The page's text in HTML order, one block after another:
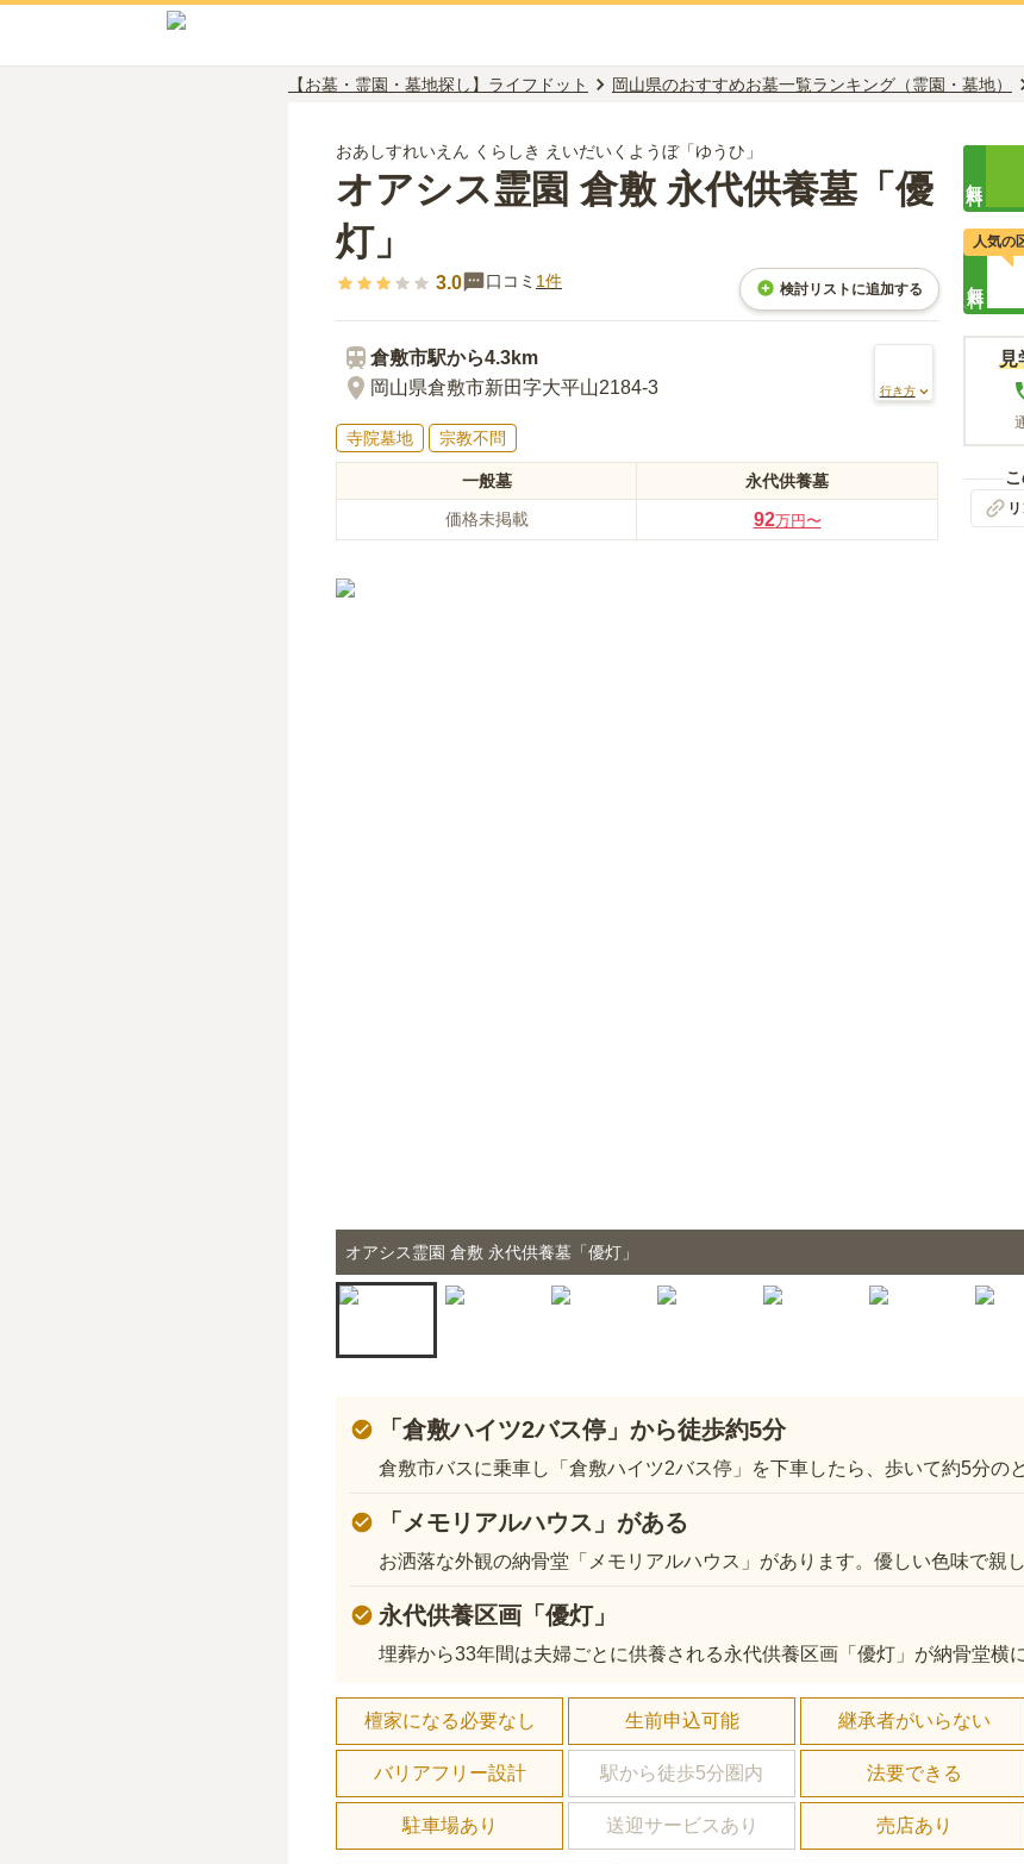
【お墓・霊園・墓地探し】ライフドット 岡山県のおすすめお墓一覧ランキング（霊園・墓地）
おあしすれいえん くらしき えいだいくようぼ「ゆうひ」
オアシス霊園 倉敷 永代供養墓「優
灯」
3.0 口コミ 1件 検討リストに追加する
倉敷市駅から4.3km
岡山県倉敷市新田字大平山2184-3
行き方
寺院墓地 宗教不問
一般墓
永代供養墓
価格未掲載
92万円〜
人気の
見
オアシス霊園 倉敷 永代供養墓「優灯」
「倉敷ハイツ2バス停」から徒歩約5分
倉敷市バスに乗車し「倉敷ハイツ2バス停」を下車したら、歩いて約5分の
「メモリアルハウス」がある
お洒落な外観の納骨堂「メモリアルハウス」があります。優しい色味で親
永代供養区画「優灯」
埋葬から33年間は夫婦ごとに供養される永代供養区画「優灯」が納骨堂横
檀家になる必要なし 生前申込可能 継承者がいらない
バリアフリー設計 駅から徒歩5分圏内 法要できる
駐車場あり 送迎サービスあり 売店あり